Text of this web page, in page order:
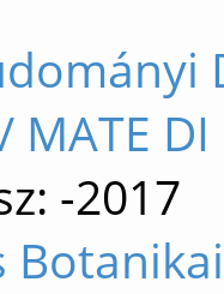
MATE DI
-2017